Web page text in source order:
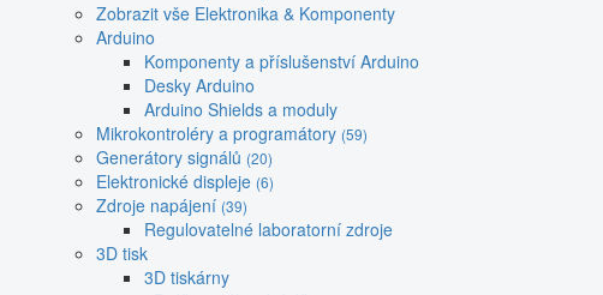
Zobrazit vše Elektronika & Komponenty
Arduino
Komponenty a příslušenství Arduino
Desky Arduino
Arduino Shields a moduly
Mikrokontroléry a programátory (59)
Generátory signálů (20)
Elektronické displeje (6)
Zdroje napájení (39)
Regulovatelné laboratorní zdroje
3D tisk
3D tiskárny